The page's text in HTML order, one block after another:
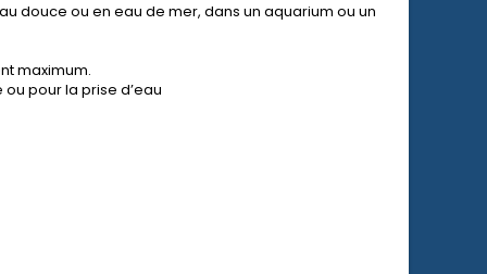
douce ou en eau de mer, dans un aquarium ou un
maximum.
pour la prise d’eau